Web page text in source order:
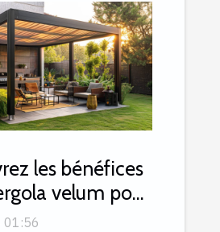
les bénéfices
velum pour
qualité-prix